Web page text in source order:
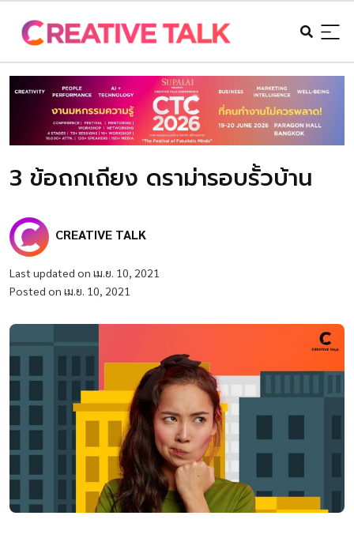
3 ข้อถกเถียง ดราม่ารอบรั้วบ้าน
CREATIVE TALK
Last updated on เม.ย. 10, 2021
Posted on เม.ย. 10, 2021